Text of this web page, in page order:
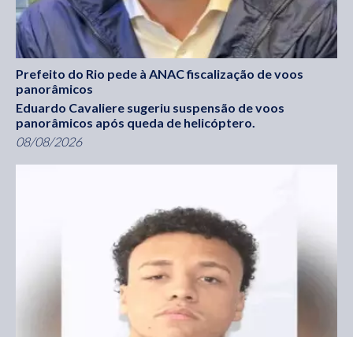
Prefeito do Rio pede à ANAC fiscalização de voos
panorâmicos
Eduardo Cavaliere sugeriu suspensão de voos
panorâmicos após queda de helicóptero.
08/08/2026